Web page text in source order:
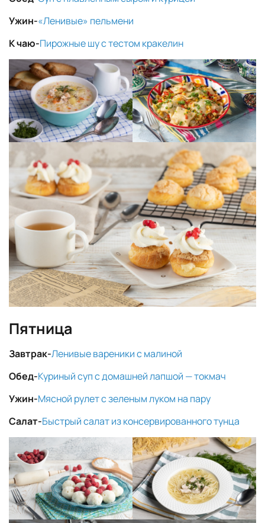
Ужин-«Ленивые» пельмени
К чаю-Пирожные шу с тестом кракелин
Пятница
Завтрак-Ленивые вареники с малиной
Обед-Куриный суп с домашней лапшой — токмач
Ужин-Мясной рулет с зеленым луком на пару
Салат-Быстрый салат из консервированного тунца